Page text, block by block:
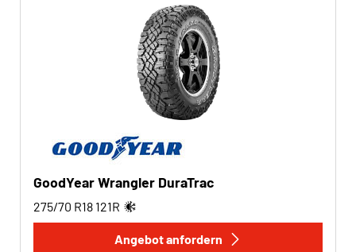
GoodYear Wrangler DuraTrac
275/70 R18 121R
Angebot anfordern